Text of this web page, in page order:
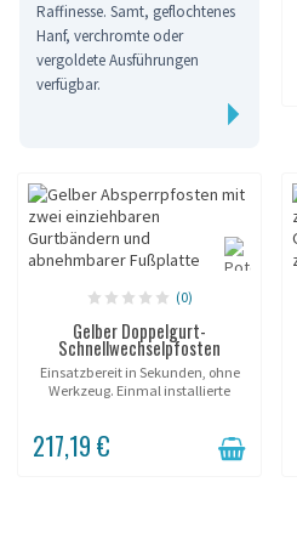
Raffinesse. Samt, geflochtenes
Hanf, verchromte oder
vergoldete Ausführungen
verfügbar.
(0)
Gelber Doppelgurt-
Schnellwechselpfosten
Einsatzbereit in Sekunden, ohne
Werkzeug. Einmal installierte
Gurtabgänge, ein Pfosten. Bilden
217,19 €